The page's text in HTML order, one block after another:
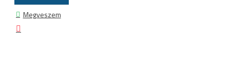
Megveszem